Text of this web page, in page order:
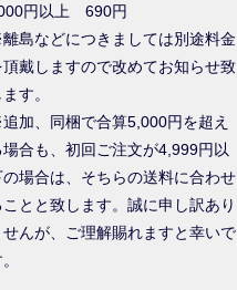
円以上 690円
島などにつきましては別途料金
頂戴しますので改めてお知らせ致
す。
加、同梱で合算5,000円を超え
場合も、初回ご注文が4,999円以
の場合は、そちらの送料に合わせ
ことと致します。誠に申し訳あり
せんが、ご理解賜れますと幸いで